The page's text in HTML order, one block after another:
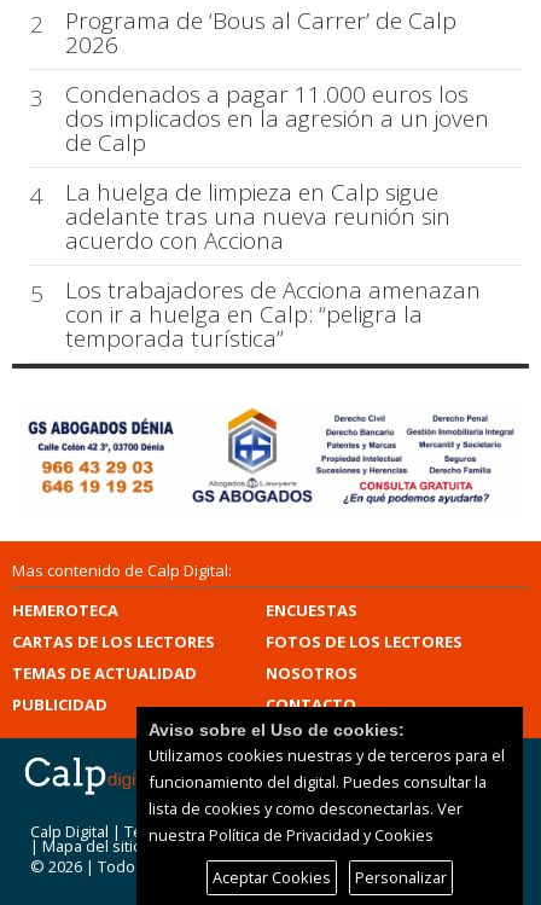
2
Programa de ‘Bous al Carrer’ de Calp
2026
3
Condenados a pagar 11.000 euros los
dos implicados en la agresión a un joven
de Calp
4
La huelga de limpieza en Calp sigue
adelante tras una nueva reunión sin
acuerdo con Acciona
5
Los trabajadores de Acciona amenazan
con ir a huelga en Calp: “peligra la
temporada turística”
Mas contenido de Calp Digital:
HEMEROTECA
ENCUESTAS
CARTAS DE LOS LECTORES
FOTOS DE LOS LECTORES
TEMAS DE ACTUALIDAD
NOSOTROS
PUBLICIDAD
CONTACTO
Calp Digital | Términos de uso| Protección de datos
| Mapa del sitio
© 2026 | Todos los derechos reservados
Aviso sobre el Uso de cookies:
Utilizamos cookies nuestras y de terceros para el
funcionamiento del digital. Puedes consultar la
lista de cookies y como desconectarlas. Ver
nuestra Política de Privacidad y Cookies
Aceptar Cookies
Personalizar